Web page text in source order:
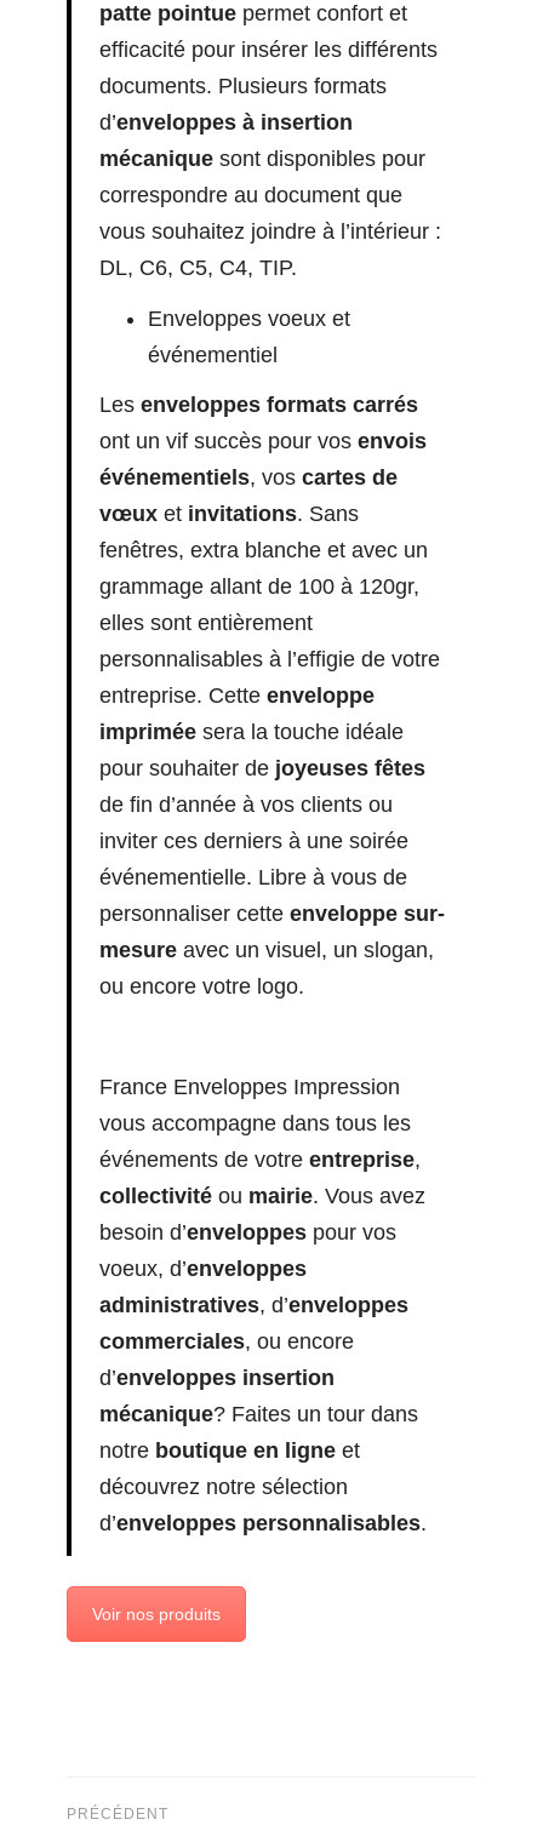
patte pointuepermet confort et
efficacité pour insérer les différents
documents. Plusieurs formats
d’enveloppes à insertion
mécanique sont disponibles pour
correspondre au document que
vous souhaitez joindre à l’intérieur :
DL, C6, C5, C4, TIP.
Enveloppes voeux et
événementiel
Les enveloppes formats carrés
ont un vif succès pour vos envois
événementiels, vos cartes de
vœuxet invitations. Sans
fenêtres, extra blanche et avec un
grammage allant de 100 à 120gr,
elles sont entièrement
personnalisables à l’effigie de votre
entreprise. Cette enveloppe
impriméesera la touche idéale
pour souhaiter dejoyeuses fêtes
de fin d’année à vos clients ou
inviter ces derniers à une soirée
événementielle. Libre à vous de
personnaliser cette enveloppe sur-
mesureavec un visuel, un slogan,
ou encore votre logo.
France Enveloppes Impression
vous accompagne dans tous les
événements de votre entreprise,
collectivitéou mairie. Vous avez
besoin d’enveloppespour vos
voeux, d’enveloppes
administratives, d’enveloppes
commerciales, ou encore
d’enveloppes insertion
mécanique? Faites un tour dans
notre boutique en ligneet
découvrez notre sélection
d’enveloppes personnalisables.
Voir nos produits
PRÉCÉDENT